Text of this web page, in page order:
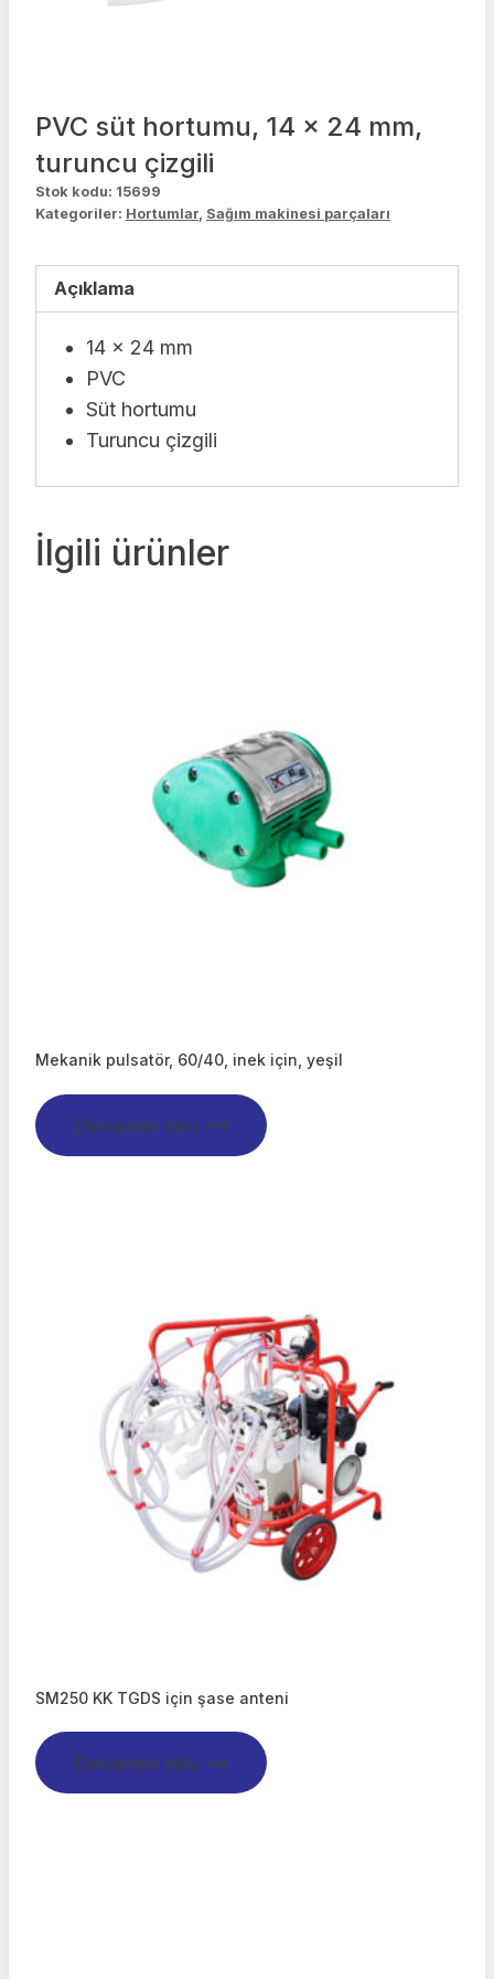
PVC süt hortumu, 14 x 24 mm,
turuncu çizgili
Stok kodu: 15699
Kategoriler: Hortumlar, Sağım makinesi parçaları
Açıklama
14 x 24 mm
PVC
Süt hortumu
Turuncu çizgili
İlgili ürünler
Mekanik pulsatör, 60/40, inek için, yeşil
Devamını oku
SM250 KK TGDS için şase anteni
Devamını oku